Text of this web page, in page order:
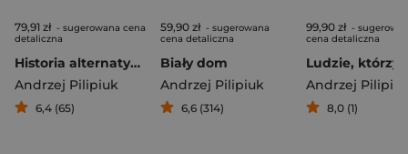
79,91 zł - sugerowana cena
detaliczna
Historia alternatywna
Andrzej Pilipiuk
6,4 (65)
59,90 zł - sugerowana
cena detaliczna
Biały dom
Andrzej Pilipiuk
6,6 (314)
99,90 zł -
cena detaliczna
Andrzej
8,0 (1)